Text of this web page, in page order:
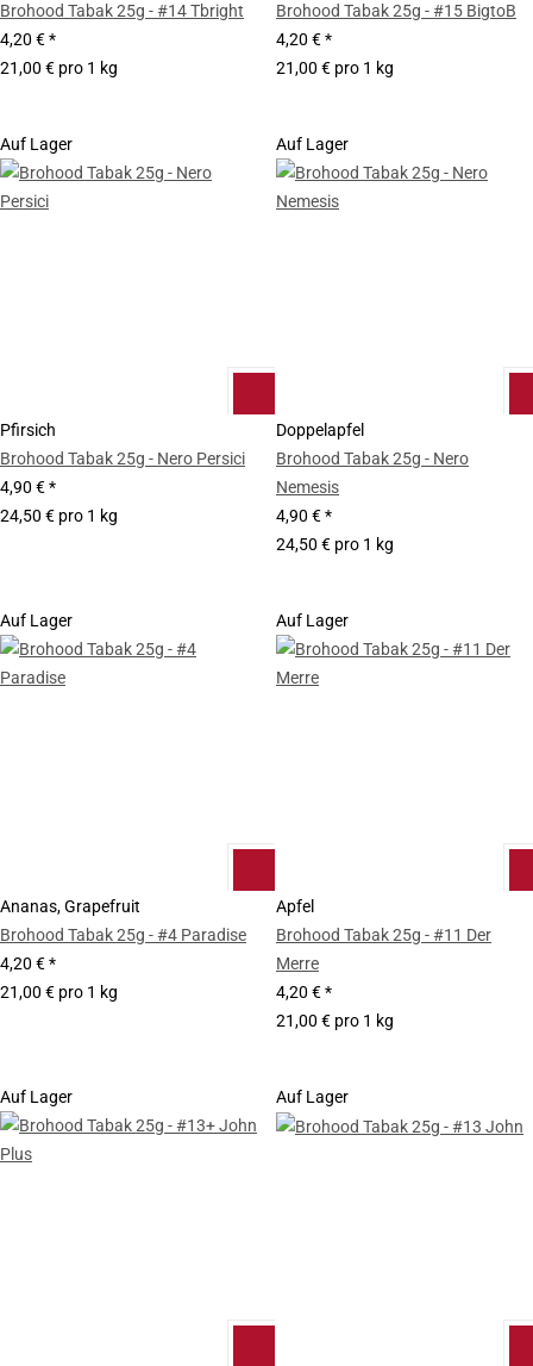
Brohood Tabak 25g - #14 Tbright
4,20 €*
21,00 € pro 1 kg
Brohood Tabak 25g - #15 BigtoB
4,20 €*
21,00 € pro 1 kg
Auf Lager
Pfirsich
Brohood Tabak 25g - Nero Persici
4,90 €*
24,50 € pro 1 kg
Auf Lager
Doppelapfel
Brohood Tabak 25g - Nero
Nemesis
4,90 €*
24,50 € pro 1 kg
Auf Lager
Ananas, Grapefruit
Brohood Tabak 25g - #4 Paradise
4,20 €*
21,00 € pro 1 kg
Auf Lager
Apfel
Brohood Tabak 25g - #11 Der
Merre
4,20 €*
21,00 € pro 1 kg
Auf Lager Auf Lager